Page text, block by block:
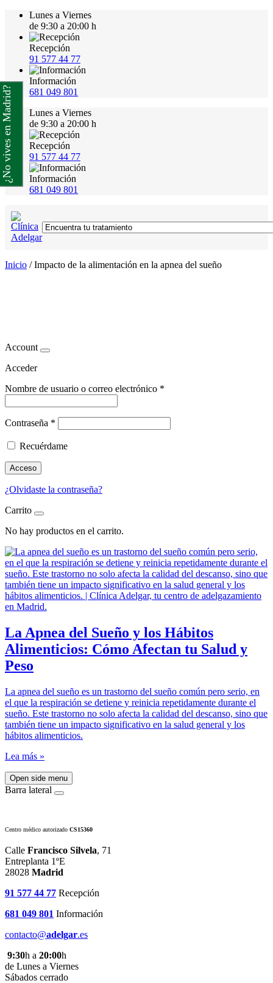
Lunes a Viernes
de 9:30 a 20:00 h
Recepción
91 577 44 77
Información
681 049 801
Lunes a Viernes
de 9:30 a 20:00 h
Recepción
91 577 44 77
Información
681 049 801
Inicio /Impacto de la alimentación en la apnea del sueño
Account
Acceder
Nombre de usuario o correo electrónico *
Contraseña *
Recuérdame
Acceso
¿Olvidaste la contraseña?
Carrito
No hay productos en el carrito.
La Apnea del Sueño y los Hábitos
Alimenticios: Cómo Afectan tu Salud y
Peso
La apnea del sueño es un trastorno del sueño común pero serio, en
el que la respiración se detiene y reinicia repetidamente durante el
sueño. Este trastorno no solo afecta la calidad del descanso, sino que
también tiene un impacto significativo en la salud general y los
hábitos alimenticios.
Lea más »
Open side menu
Barra lateral
Centro médico autorizado CS15360
Calle Francisco Silvela, 71
Entreplanta 1ºE
28028 Madrid
91 577 44 77 Recepción
681 049 801 Información
contacto@adelgar.es
9:30h a 20:00h
de Lunes a Viernes
Sábados cerrado
¿No vives en Madrid?